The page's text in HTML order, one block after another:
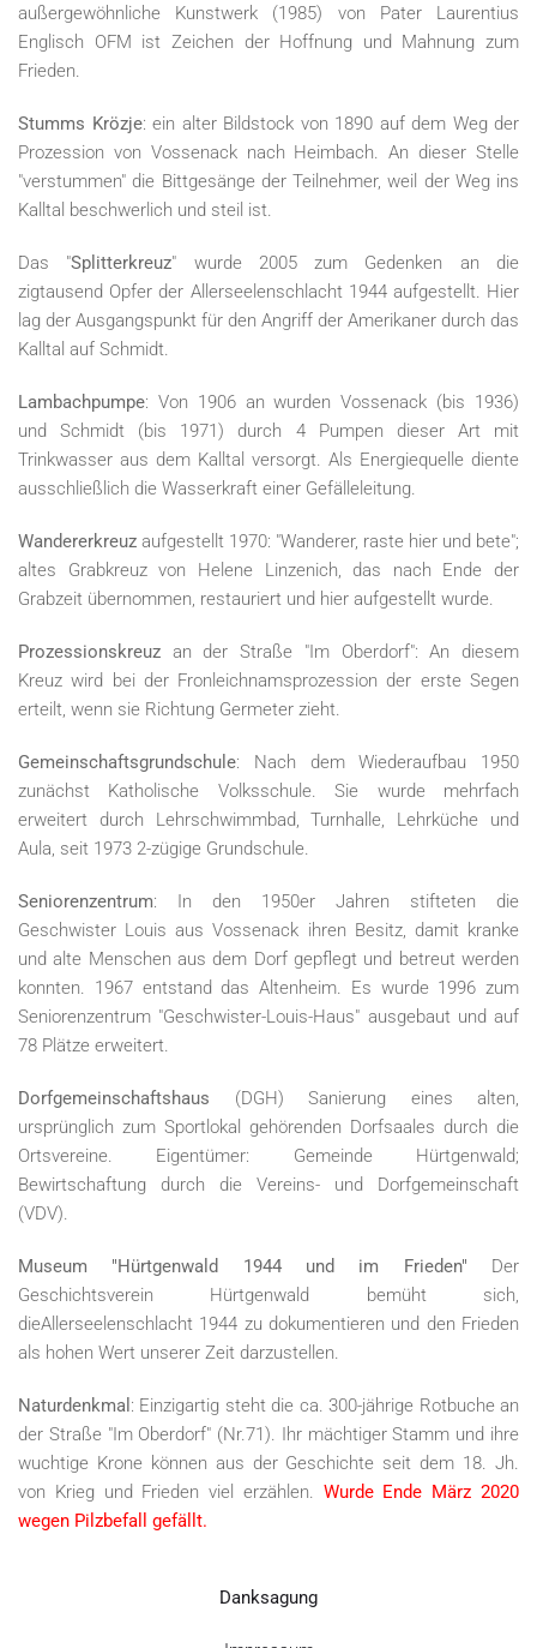
außergewöhnliche Kunstwerk (1985) von Pater Laurentius
Englisch OFM ist Zeichen der Hoffnung und Mahnung zum
Frieden.
Stumms Krözje: ein alter Bildstock von 1890 auf dem Weg der
Prozession von Vossenack nach Heimbach. An dieser Stelle
"verstummen" die Bittgesänge der Teilnehmer, weil der Weg ins
Kalltal beschwerlich und steil ist.
Das "Splitterkreuz" wurde 2005 zum Gedenken an die
zigtausend Opfer der Allerseelenschlacht 1944 aufgestellt. Hier
lag der Ausgangspunkt für den Angriff der Amerikaner durch das
Kalltal auf Schmidt.
Lambachpumpe: Von 1906 an wurden Vossenack (bis 1936)
und Schmidt (bis 1971) durch 4 Pumpen dieser Art mit
Trinkwasser aus dem Kalltal versorgt. Als Energiequelle diente
ausschließlich die Wasserkraft einer Gefälleleitung.
Wandererkreuz aufgestellt 1970: "Wanderer, raste hier und bete";
altes Grabkreuz von Helene Linzenich, das nach Ende der
Grabzeit übernommen, restauriert und hier aufgestellt wurde.
Prozessionskreuz an der Straße "Im Oberdorf": An diesem
Kreuz wird bei der Fronleichnamsprozession der erste Segen
erteilt, wenn sie Richtung Germeter zieht.
Gemeinschaftsgrundschule: Nach dem Wiederaufbau 1950
zunächst Katholische Volksschule. Sie wurde mehrfach
erweitert durch Lehrschwimmbad, Turnhalle, Lehrküche und
Aula, seit 1973 2-zügige Grundschule.
Seniorenzentrum: In den 1950er Jahren stifteten die
Geschwister Louis aus Vossenack ihren Besitz, damit kranke
und alte Menschen aus dem Dorf gepflegt und betreut werden
konnten. 1967 entstand das Altenheim. Es wurde 1996 zum
Seniorenzentrum "Geschwister-Louis-Haus" ausgebaut und auf
78 Plätze erweitert.
Dorfgemeinschaftshaus (DGH) Sanierung eines alten,
ursprünglich zum Sportlokal gehörenden Dorfsaales durch die
Ortsvereine. Eigentümer: Gemeinde Hürtgenwald;
Bewirtschaftung durch die Vereins- und Dorfgemeinschaft
(VDV).
Museum "Hürtgenwald 1944 und im Frieden" Der
Geschichtsverein Hürtgenwald bemüht sich,
dieAllerseelenschlacht 1944 zu dokumentieren und den Frieden
als hohen Wert unserer Zeit darzustellen.
Naturdenkmal : Einzigartig steht die ca. 300-jährige Rotbuche an
der Straße "Im Oberdorf" (Nr.71). Ihr mächtiger Stamm und ihre
wuchtige Krone können aus der Geschichte seit dem 18. Jh.
von Krieg und Frieden viel erzählen. Wurde Ende März 2020
wegen Pilzbefall gefällt.
Danksagung